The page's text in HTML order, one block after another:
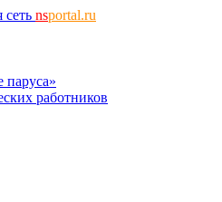
сеть nsportal.ru
паруса»
работников